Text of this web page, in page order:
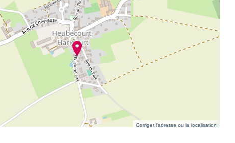
Corriger l’adresse ou la localisation